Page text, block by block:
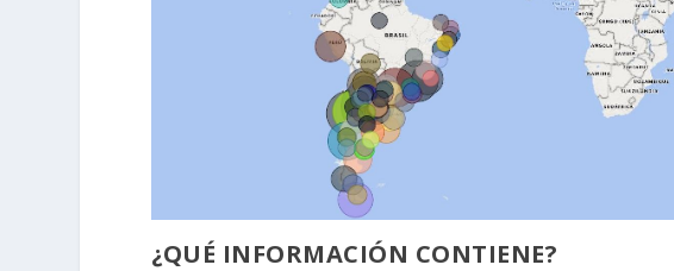
¿QUÉ INFORMACIÓN CONTIENE?